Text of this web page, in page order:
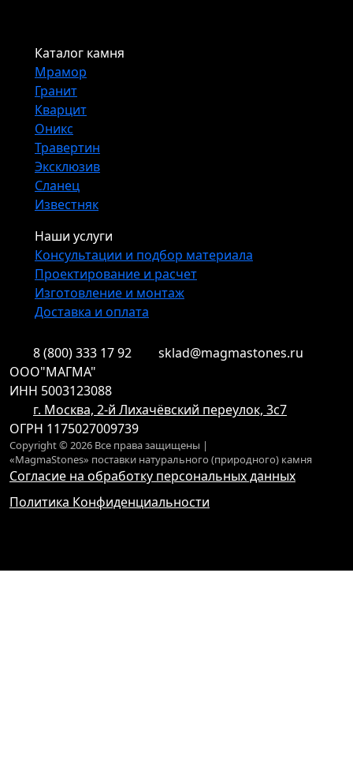
Каталог камня
Мрамор
Гранит
Кварцит
Оникс
Травертин
Эксклюзив
Сланец
Известняк
Наши услуги
Консультации и подбор материала
Проектирование и расчет
Изготовление и монтаж
Доставка и оплата
8 (800) 333 17 92
sklad@magmastones.ru
ООО"МАГМА"
ИНН 5003123088
г. Москва, 2-й Лихачёвский переулок, 3с7
ОГРН 1175027009739
Copyright © 2026 Все права защищены |
«MagmaStones» поставки натурального (природного) камня
Согласие на обработку персональных данных
Политика Конфиденциальности